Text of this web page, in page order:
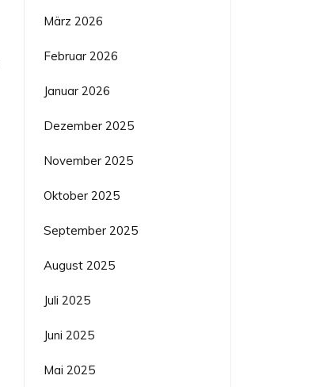
März 2026
Februar 2026
Januar 2026
Dezember 2025
November 2025
Oktober 2025
September 2025
August 2025
Juli 2025
Juni 2025
Mai 2025